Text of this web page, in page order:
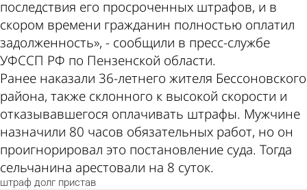
последствия его просроченных штрафов, и в
скором времени гражданин полностью оплатил
задолженность», - сообщили в пресс-службе
УФССП РФ по Пензенской области.
Ранее наказали 36-летнего жителя Бессоновского
района, также склонного к высокой скорости и
отказывавшегося оплачивать штрафы. Мужчине
назначили 80 часов обязательных работ, но он
проигнорировал это постановление суда. Тогда
сельчанина арестовали на 8 суток.
штраф долг пристав